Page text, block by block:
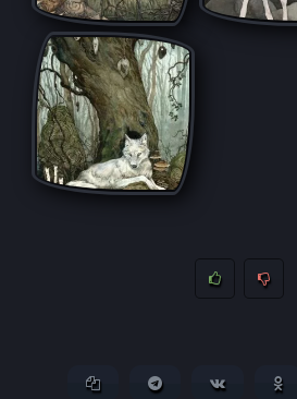
Копировать ссылку
Поделиться в